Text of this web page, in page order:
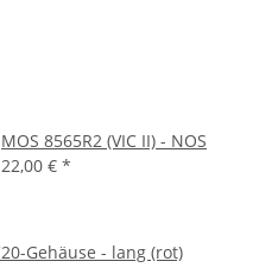
MOS 8565R2 (VIC II) - NOS
22,00 € *